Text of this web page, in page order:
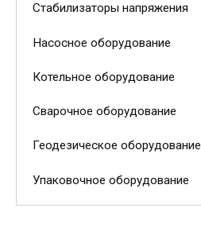
Стабилизаторы напряжения
Насосное оборудование
Котельное оборудование
Сварочное оборудование
Геодезическое оборудование
Упаковочное оборудование